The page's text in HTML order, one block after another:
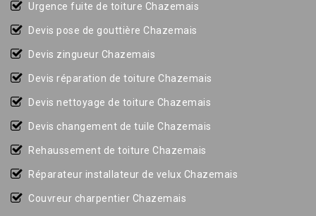
Urgence fuite de toiture Chazemais
Devis pose de gouttière Chazemais
Devis zingueur Chazemais
Devis réparation de toiture Chazemais
Devis nettoyage de toiture Chazemais
Devis changement de tuile Chazemais
Rehaussement de toiture Chazemais
Réparateur installateur de velux Chazemais
Couvreur charpentier Chazemais